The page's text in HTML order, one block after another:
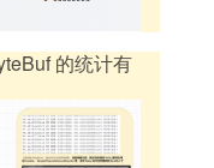
的统计有